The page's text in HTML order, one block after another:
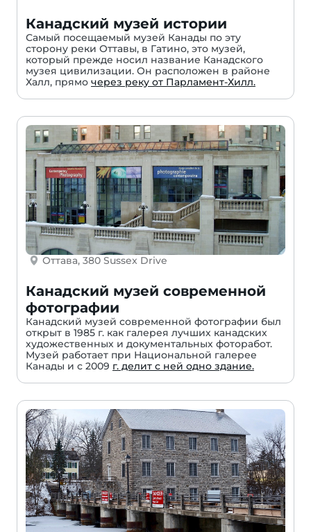
Канадский музей истории
Самый посещаемый музей Канады по эту
сторону реки Оттавы, в Гатино, это музей,
который прежде носил название Канадского
музея цивилизации. Он расположен в районе
Халл, прямо через реку от Парламент-Хилл.
Оттава, 380 Sussex Drive
Канадский музей современной
фотографии
Канадский музей современной фотографии был
открыт в 1985 г. как галерея лучших канадских
художественных и документальных фоторабот.
Музей работает при Национальной галерее
Канады и с 2009 г. делит с ней одно здание.